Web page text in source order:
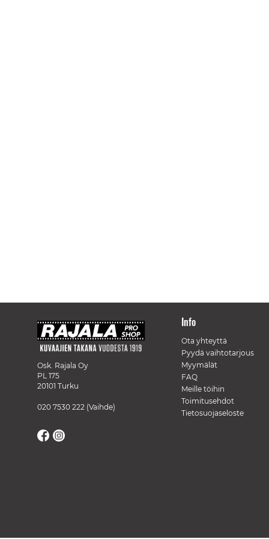
Osk. Rajala Oy
PL 175
20101 Turku
020 7530 222 (Vaihde)
Info
Ota yhteyttä
Pyydä vaihtotarjous
Myymälät
FAQ
Meille töihin
Toimitusehdot
Tietosuojaseloste